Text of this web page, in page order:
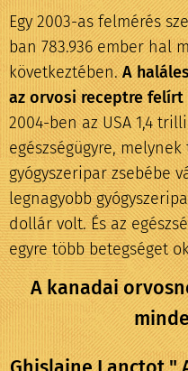
Egy 2003-as felmérés
ban 783.936 ember hal
következtében.A
az orvosi receptre felírt
2004-ben az USA 1,4
egészségügyre,
gyógyszeripar zsebébe
legnagyobb
dollár volt. És az
egyre több betegséget
A kanadai